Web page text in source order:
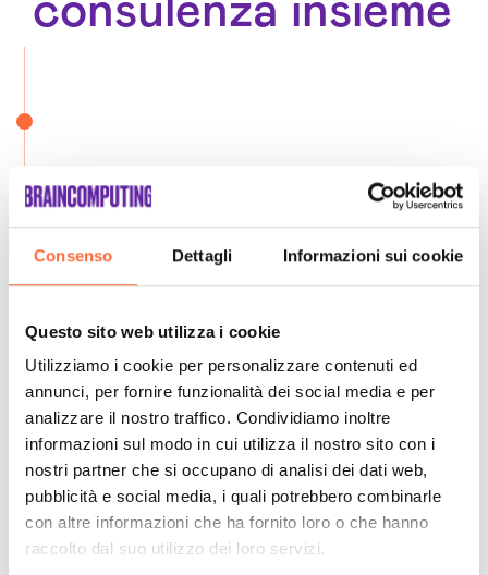
Consenso Dettagli Informazioni sui cookie
Questo sito web utilizza i cookie
Utilizziamo i cookie per personalizzare contenuti ed
annunci, per fornire funzionalità dei social media e per
analizzare il nostro traffico. Condividiamo inoltre
informazioni sul modo in cui utilizza il nostro sito con i
nostri partner che si occupano di analisi dei dati web,
pubblicità e social media, i quali potrebbero combinarle
con altre informazioni che ha fornito loro o che hanno
raccolto dal suo utilizzo dei loro servizi.
consulenza insieme